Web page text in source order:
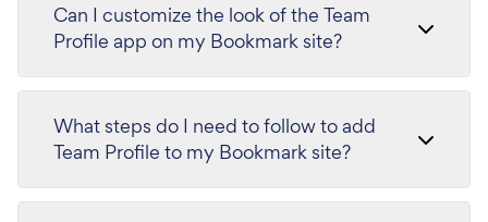
Can I customize the look of the Team
Profile app on my Bookmark site?
What steps do I need to follow to add
Team Profile to my Bookmark site?